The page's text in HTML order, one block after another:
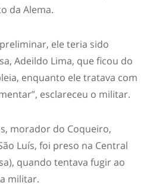
da Alema.
ele teria sido
Adeildo Lima, que ficou do
enquanto ele tratava com
esclareceu o militar.
morador do Coqueiro,
Luís, foi preso na Central
quando tentava fugir ao
militar.